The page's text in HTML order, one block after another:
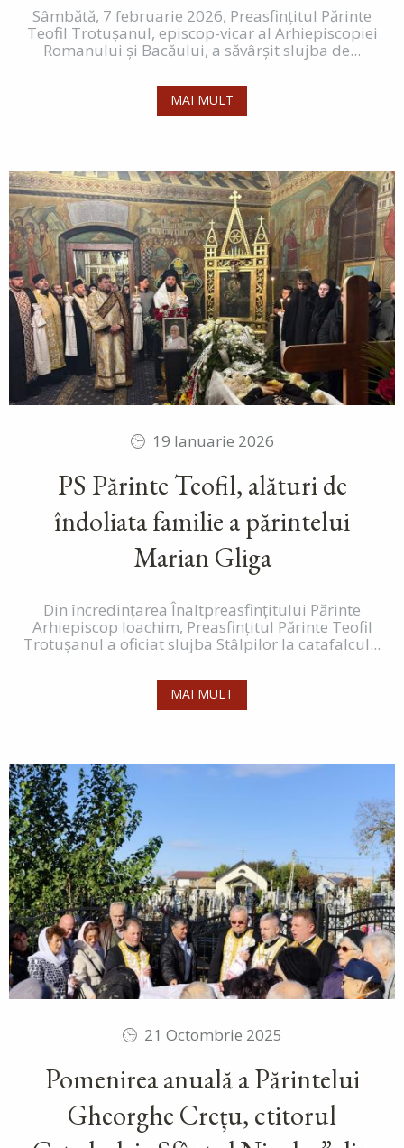
Sâmbătă, 7 februarie 2026, Preasfințitul Părinte
Teofil Trotușanul, episcop-vicar al Arhiepiscopiei
Romanului și Bacăului, a săvârșit slujba de...
MAI MULT
19 Ianuarie 2026
PS Părinte Teofil, alături de
îndoliata familie a părintelui
Marian Gliga
Din încredințarea Înaltpreasfințitului Părinte
Arhiepiscop Ioachim, Preasfințitul Părinte Teofil
Trotușanul a oficiat slujba Stâlpilor la catafalcul...
MAI MULT
21 Octombrie 2025
Pomenirea anuală a Părintelui
Gheorghe Crețu, ctitorul